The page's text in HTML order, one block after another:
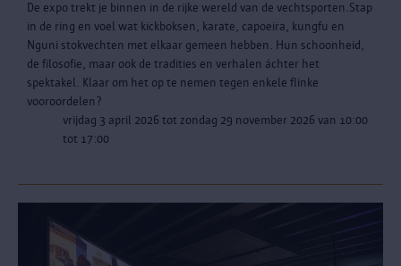
De expo trekt je binnen in de rijke wereld van de vechtsporten.Stap
in de ring en voel wat kickboksen, karate, capoeira, kungfu en
Nguni stokvechten met elkaar gemeen hebben. Hun schoonheid,
de filosofie, maar ook de tradities en verhalen áchter het
spektakel. Klaar om het op te nemen tegen enkele flinke
vooroordelen?
vrijdag 3 april 2026 tot zondag 29 november 2026 van 10:00
tot 17:00